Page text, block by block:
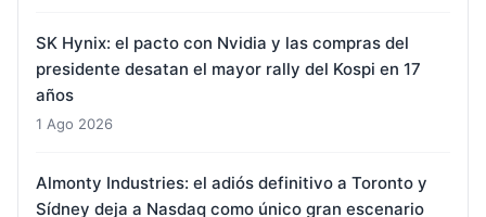
SK Hynix: el pacto con Nvidia y las compras del
presidente desatan el mayor rally del Kospi en 17
años
1 Ago 2026
Almonty Industries: el adiós definitivo a Toronto y
Sídney deja a Nasdaq como único gran escenario